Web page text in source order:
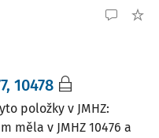
10478
položky v JMHZ:
měla v JMHZ 10476 a